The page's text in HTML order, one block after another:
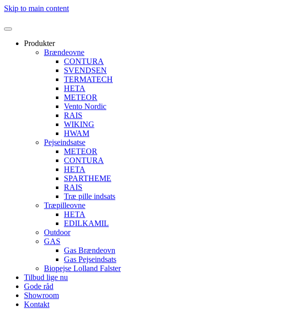
Skip to main content
Produkter
Brændeovne
CONTURA
SVENDSEN
TERMATECH
HETA
METEOR
Vento Nordic
RAIS
WIKING
HWAM
Pejseindsatse
METEOR
CONTURA
HETA
SPARTHEME
RAIS
Træ pille indsats
Træpilleovne
HETA
EDILKAMIL
Outdoor
GAS
Gas Brændeovn
Gas Pejseindsats
Biopejse Lolland Falster
Tilbud lige nu
Gode råd
Showroom
Kontakt